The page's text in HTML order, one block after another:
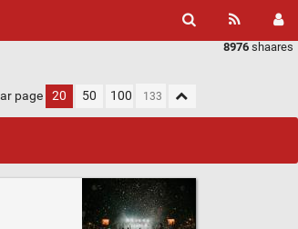
8976 shaares
page 20 50 100